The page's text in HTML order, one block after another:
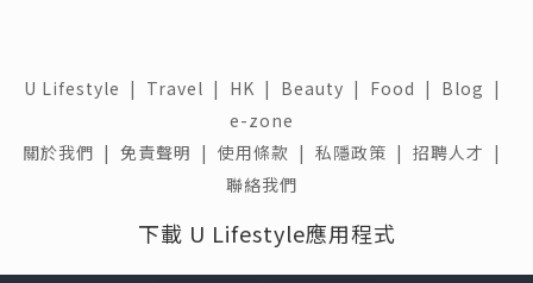
U Lifestyle | Travel | HK | Beauty | Food | Blog |
e-zone
關於我們 | 免責聲明 | 使用條款 | 私隱政策 | 招聘人才 |
聯絡我們
下載 U Lifestyle應用程式